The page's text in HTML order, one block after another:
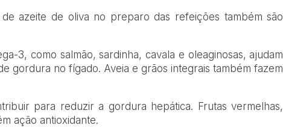
azeite de oliva no preparo das refeições também são
3, como salmão, sardinha, cavala e oleaginosas, ajudam
gordura no fígado. Aveia e grãos integrais também fazem
para reduzir a gordura hepática. Frutas vermelhas,
ação antioxidante.